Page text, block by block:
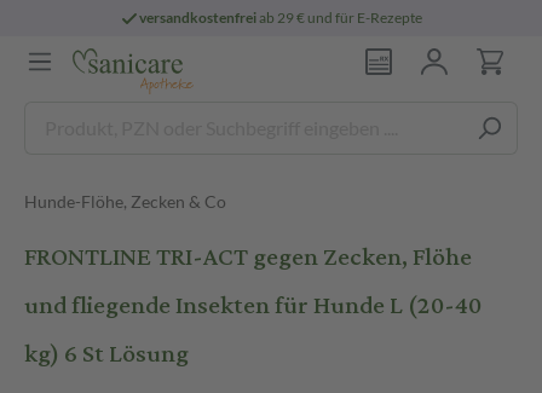
versandkostenfreiab 29 € und für E-Rezepte
Hunde-Flöhe, Zecken & Co
FRONTLINE TRI-ACT gegen Zecken, Flöhe
und fliegende Insekten für Hunde L (20-40
kg) 6 St Lösung